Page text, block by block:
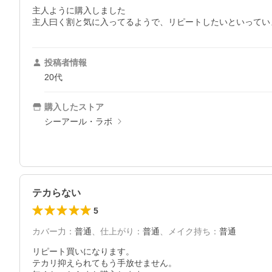
主人ように購入しました
主人曰く割と気に入ってるようで、リピートしたいといって
投稿者情報
20代
購入したストア
シーアール・ラボ
テカらない
5
カバー力 ： 普通 、 仕上がり ： 普通 、 メイク持ち ： 普通
リピート買いになります。
テカリ抑えられてもう手放せません。